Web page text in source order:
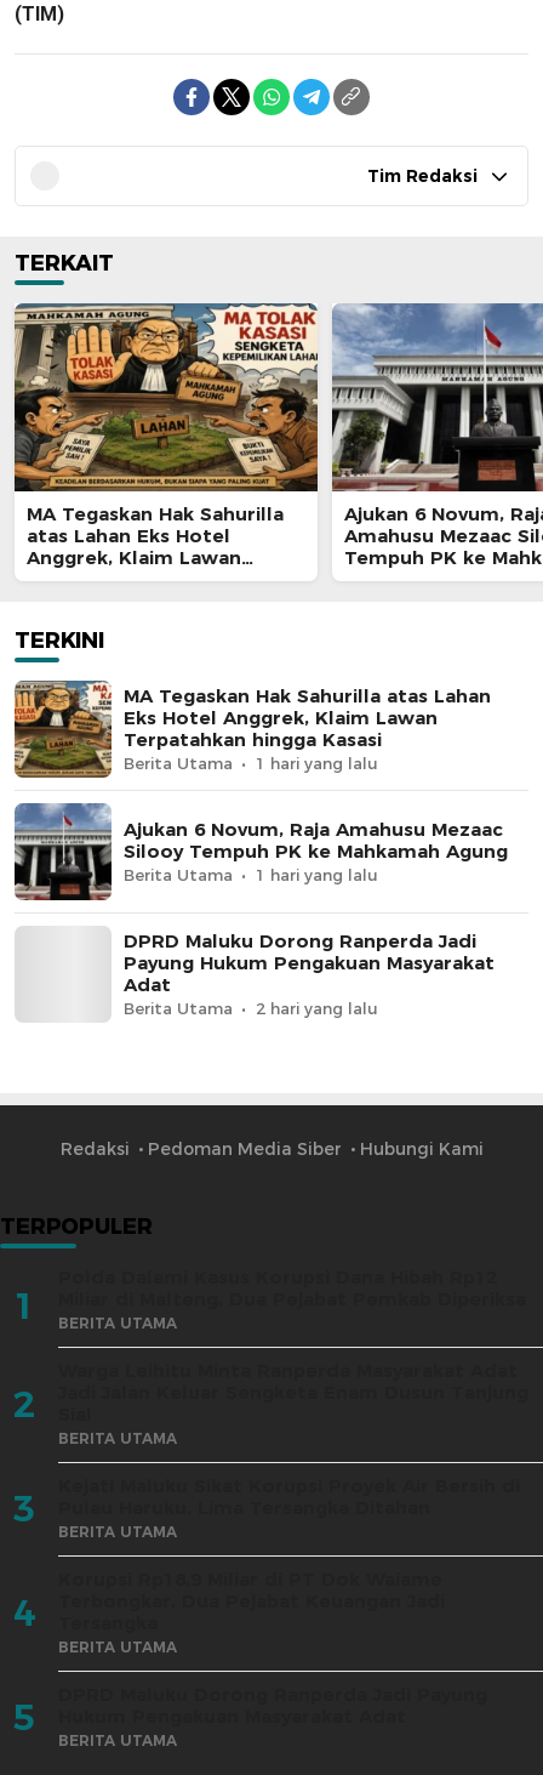
(TIM)
Tim Redaksi
TERKAIT
MA Tegaskan Hak Sahurilla
atas Lahan Eks Hotel
Anggrek, Klaim Lawan
Terpatahkan hingga Kasasi
Ajukan 6 Novum,
Amahusu Mezaac
Tempuh PK ke
Agung
TERKINI
MA Tegaskan Hak Sahurilla atas Lahan
Eks Hotel Anggrek, Klaim Lawan
Terpatahkan hingga Kasasi
Berita Utama 1 hari yang lalu
Ajukan 6 Novum, Raja Amahusu Mezaac
Silooy Tempuh PK ke Mahkamah Agung
Berita Utama 1 hari yang lalu
DPRD Maluku Dorong Ranperda Jadi
Payung Hukum Pengakuan Masyarakat
Adat
Berita Utama 2 hari yang lalu
Redaksi Pedoman Media Siber Hubungi Kami
TERPOPULER
1 BERITA UTAMA
2
BERITA UTAMA
3 BERITA UTAMA
4
BERITA UTAMA
5
BERITA UTAMA